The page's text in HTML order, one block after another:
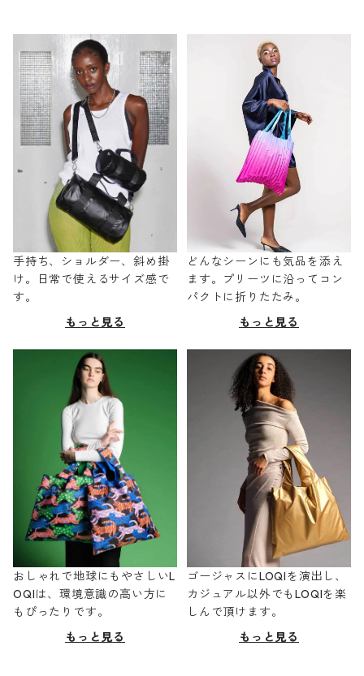
手持ち、ショルダー、斜め掛
け。日常で使えるサイズ感で
す。
もっと見る
どんなシーンにも気品を添え
ます。プリーツに沿ってコン
パクトに折りたたみ。
もっと見る
おしゃれで地球にもやさしいL
OQIは、環境意識の高い方に
もぴったりです。
もっと見る
ゴージャスにLOQIを演出し、
カジュアル以外でもLOQIを楽
しんで頂けます。
もっと見る